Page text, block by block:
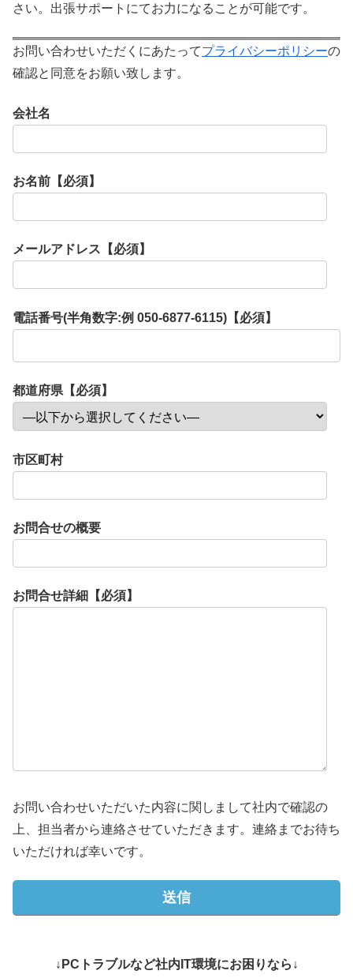
さい。出張サポートにてお力になることが可能です。
お問い合わせいただくにあたってプライバシーポリシーの
確認と同意をお願い致します。
会社名
お名前【必須】
メールアドレス【必須】
電話番号(半角数字:例 050-6877-6115)【必須】
都道府県【必須】
市区町村
お問合せの概要
お問合せ詳細【必須】
お問い合わせいただいた内容に関しまして社内で確認の
上、担当者から連絡させていただきます。連絡までお待ち
いただければ幸いです。
↓PCトラブルなど社内IT環境にお困りなら↓